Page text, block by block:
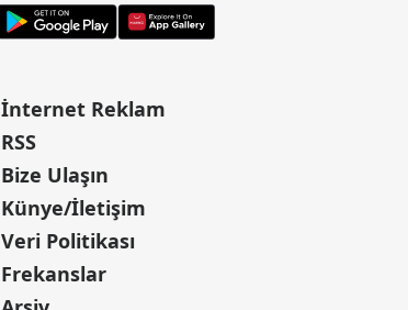
İnternet Reklam
RSS
Bize Ulaşın
Künye/İletişim
Veri Politikası
Frekanslar